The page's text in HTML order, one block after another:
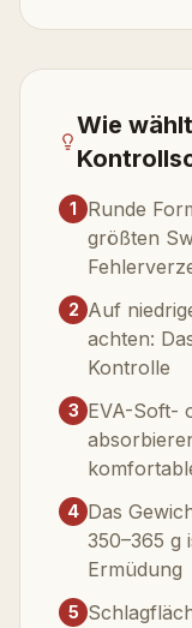
Wie
1
Runde
größten
2 Auf
achten:
Kontrolle
3 EVA-Soft-
4 Das
350–365 g
Ermüdung
5